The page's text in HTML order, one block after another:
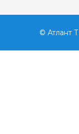
© Атлант